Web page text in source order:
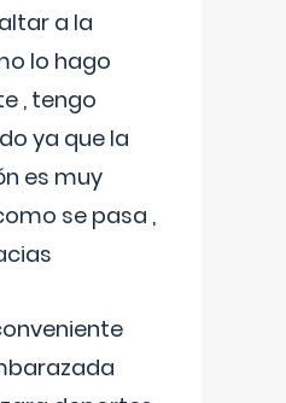
a la
lo hago
, tengo
ya que la
es muy
se pasa ,